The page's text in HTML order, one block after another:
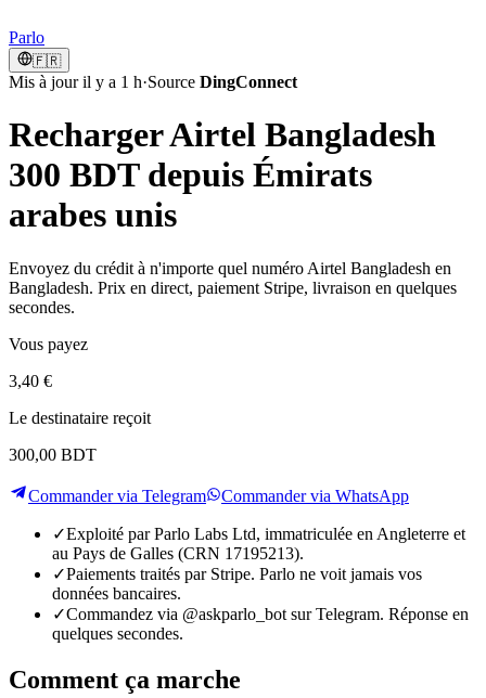
Parlo
🇫🇷
Mis à jour il y a 1 h·Source DingConnect
Recharger Airtel Bangladesh
300 BDT depuis Émirats
arabes unis
Envoyez du crédit à n'importe quel numéro Airtel Bangladesh en
Bangladesh. Prix en direct, paiement Stripe, livraison en quelques
secondes.
Vous payez
3,40 €
Le destinataire reçoit
300,00 BDT
Commander via Telegram Commander via WhatsApp
✓Exploité par Parlo Labs Ltd, immatriculée en Angleterre et
au Pays de Galles (CRN 17195213).
✓Paiements traités par Stripe. Parlo ne voit jamais vos
données bancaires.
✓Commandez via @askparlo_bot sur Telegram. Réponse en
quelques secondes.
Comment ça marche